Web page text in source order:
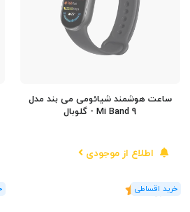
ساعت هوشمند شیائومی می بند مدل
Mi Band 9 - گلوبال
اطلاع از موجودی
(3 رای)
5